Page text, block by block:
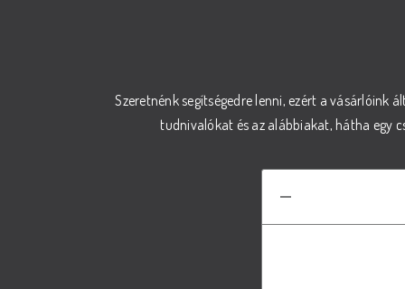
Szeretnénk segítségedre lenni, ezért a vásárlóink
tudnivalókat és az alábbiakat, hátha egy